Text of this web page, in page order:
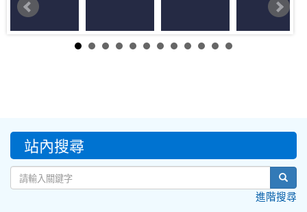
::: 站內搜尋
進階搜尋